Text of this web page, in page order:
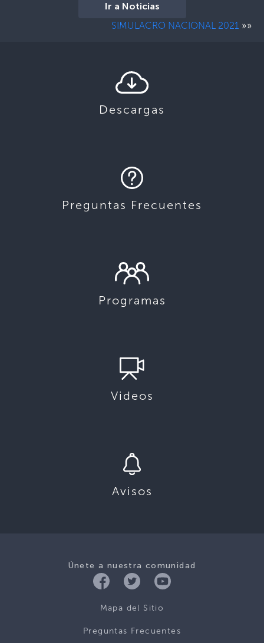
Ir a Noticias
SIMULACRO NACIONAL 2021 »»
Descargas
Preguntas Frecuentes
Programas
Videos
Avisos
Únete a nuestra comunidad
Mapa del Sitio
Preguntas Frecuentes